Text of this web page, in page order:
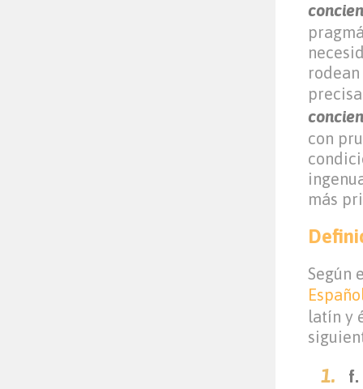
con
más
Según
latín y
f.